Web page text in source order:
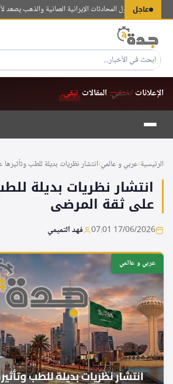
عاجل
مع تفاؤل المحادثات الإيرانية العمانية والذهب يصعد لأعلى
الإعلانات تختفي.المقالات تبقى.
التجاوز
المحتوى
الرئيسية›عربي و عالمي›انتشار نظريات بديلة للطب وتأثيرها
انتشار نظريات بديلة
على ثقة المرضى
17/06/2026 07:01 فهد التميمي
عربي و عالمي